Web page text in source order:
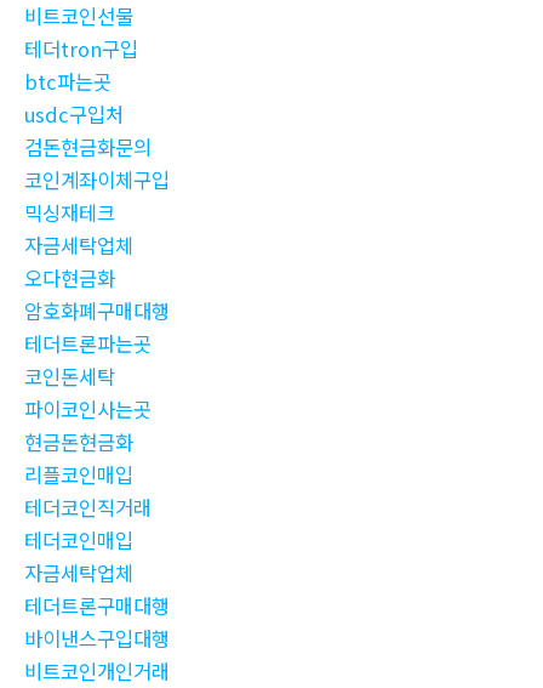
비트코인선물
테더tron구입
btc파는곳
usdc구입처
검돈현금화문의
코인계좌이체구입
믹싱재테크
자금세탁업체
오다현금화
암호화폐구매대행
테더트론파는곳
코인돈세탁
파이코인사는곳
현금돈현금화
리플코인매입
테더코인직거래
테더코인매입
자금세탁업체
테더트론구매대행
바이낸스구입대행
비트코인개인거래